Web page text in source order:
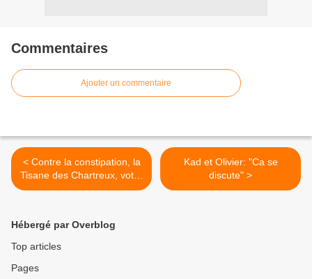
Commentaires
Ajouter un commentaire
< Contre la constipation, la
Tisane des Chartreux, votre
meilleure alliée
Kad et Olivier: "Ca se
discute" >
Hébergé par Overblog
Top articles
Pages